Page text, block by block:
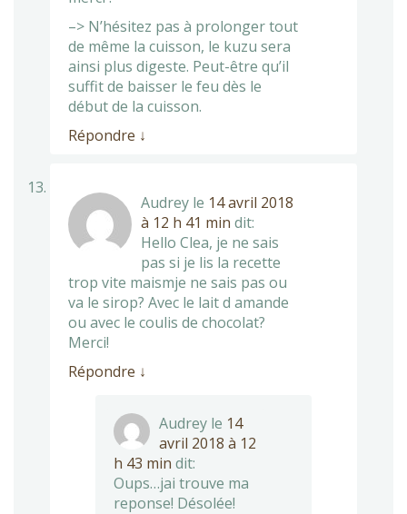
–> N’hésitez pas à prolonger tout
de même la cuisson, le kuzu sera
ainsi plus digeste. Peut-être qu’il
suffit de baisser le feu dès le
début de la cuisson.
Répondre ↓
Audrey le 14 avril 2018
à 12 h 41 min dit:
Hello Clea, je ne sais
pas si je lis la recette
trop vite maismje ne sais pas ou
va le sirop? Avec le lait d amande
ou avec le coulis de chocolat?
Merci!
Répondre ↓
Audrey le 14
avril 2018 à 12
h 43 min dit:
Oups…jai trouve ma
reponse! Désolée!